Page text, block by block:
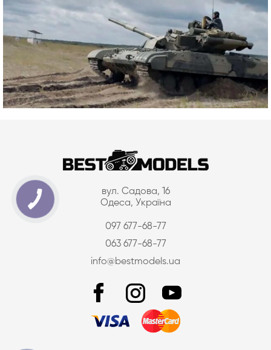
вул. Садова, 16
Одеса, Україна
097 677-68-77
063 677-68-77
info@bestmodels.ua